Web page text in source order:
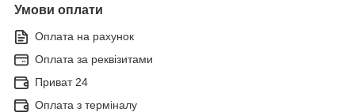
Умови оплати
Оплата на рахунок
Оплата за реквізитами
Приват 24
Оплата з терміналу